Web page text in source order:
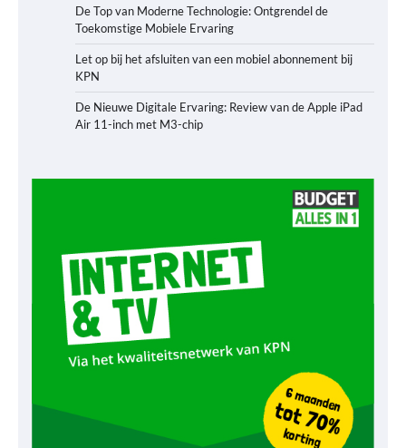
De Top van Moderne Technologie: Ontgrendel de
Toekomstige Mobiele Ervaring
Let op bij het afsluiten van een mobiel abonnement bij
KPN
De Nieuwe Digitale Ervaring: Review van de Apple iPad
Air 11-inch met M3-chip